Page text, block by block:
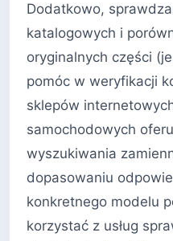
Dodatkowo,
katalogowych i
oryginalnych części
pomóc w weryfikacji
sklepów
samochodowych
wyszukiwania
dopasowaniu
konkretnego modelu
korzystać z usług